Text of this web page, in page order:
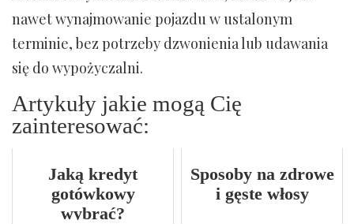
nawet wynajmowanie pojazdu w ustalonym
terminie, bez potrzeby dzwonienia lub udawania
się do wypożyczalni.
Artykuły jakie mogą Cię
zainteresować:
Jaką kredyt
gotówkowy
wybrać?
Sposoby na zdrowe
i gęste włosy